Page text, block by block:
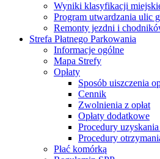
Wyniki klasyfikacji
Program utwardzania ulic
Remonty jezdni i
Strefa Płatnego Parkowania
Informacje ogólne
Mapa Strefy
Opłaty
Sposób uiszczenia
Cennik
Zwolnienia z opłat
Opłaty dodatkowe
Procedury
Procedury
Płać komórką